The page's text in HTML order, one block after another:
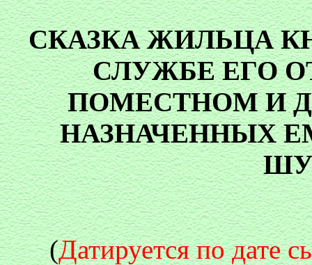
СКАЗКА ЖИЛЬЦА
СЛУЖБЕ ЕГО
ПОМЕСТНОМ И
НАЗНАЧЕННЫХ
(Датируется по дате